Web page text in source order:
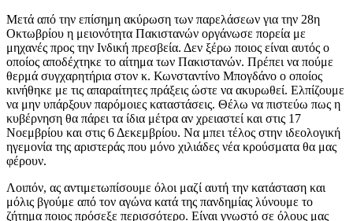
Μετά από την επίσημη ακύρωση των παρελάσεων για την 28η
Οκτωβρίου η μειονότητα Πακιστανών οργάνωσε πορεία με
μηχανές προς την Ινδική πρεσβεία. Δεν ξέρω ποιος είναι αυτός ο
οποίος αποδέχτηκε το αίτημα των Πακιστανών. Πρέπει να πούμε
θερμά συγχαρητήρια στον κ. Κωνσταντίνο Μπογδάνο ο οποίος
κινήθηκε με τις απαραίτητες πράξεις ώστε να ακυρωθεί. Ελπίζουμε
να μην υπάρξουν παρόμοιες καταστάσεις. Θέλω να πιστεύω πως η
κυβέρνηση θα πάρει τα ίδια μέτρα αν χρειαστεί και στις 17
Νοεμβρίου και στις 6 Δεκεμβρίου. Να μπει τέλος στην ιδεολογική
ηγεμονία της αριστεράς που μόνο χιλιάδες νέα κρούσματα θα μας
φέρουν.
Λοιπόν, ας αντιμετωπίσουμε όλοι μαζί αυτή την κατάσταση και
μόλις βγούμε από τον αγώνα κατά της πανδημίας λύνουμε το
ζήτημα ποιος πρόσεξε περισσότερο. Είναι γνωστό σε όλους μας